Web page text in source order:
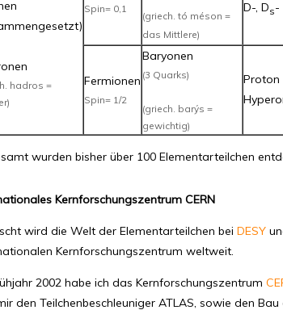
hadros =
Spin= 0,1
(griech. tó méson =
das Mittlere)
D-, Ds-
Fermionen
Spin= 1/2
Baryonen
(3 Quarks)
(griech. barýs =
gewichtig)
Proton
wurden bisher über 100 Elementarteilchen
Kernforschungszentrum CERN
wird die Welt der Elementarteilchen bei DESY
Kernforschungszentrum weltweit.
2002 habe ich das Kernforschungszentrum
den Teilchenbeschleuniger ATLAS, sowie den